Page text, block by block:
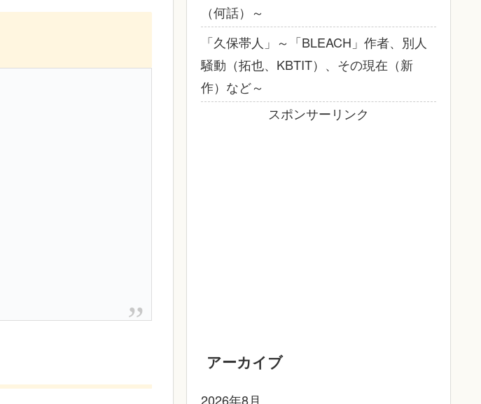
（何話）～
「久保帯人」～「BLEACH」作者、別人
騒動（拓也、KBTIT）、その現在（新
作）など～
スポンサーリンク
アーカイブ
2026年8月